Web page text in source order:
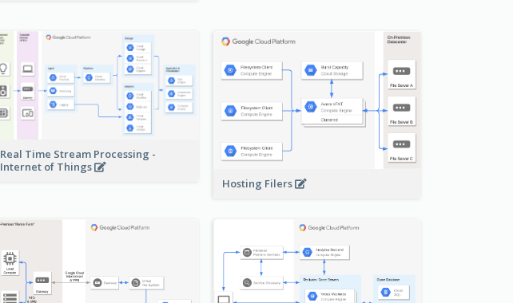
Real Time Stream Processing -
Internet of Things
Hosting Filers